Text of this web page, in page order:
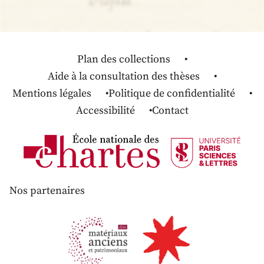
Plan des collections
Aide à la consultation des thèses
Mentions légales
Politique de confidentialité
Accessibilité
Contact
Nos partenaires